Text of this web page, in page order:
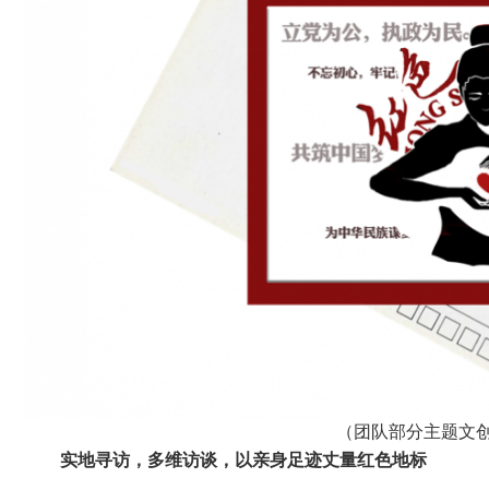
（ 团队部分主题文
实地寻访，多维访谈，以亲身足迹丈量红色地标